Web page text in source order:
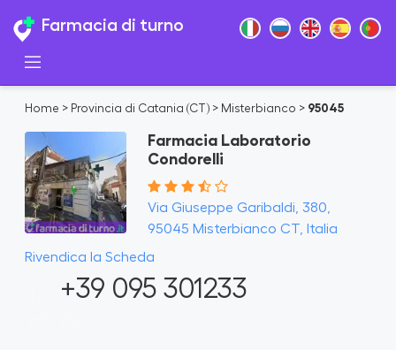
Farmacia di turno
Home > Provincia di Catania (CT) > Misterbianco > 95045
Farmacia Laboratorio
Condorelli
Via Giuseppe Garibaldi, 380,
95045 Misterbianco CT, Italia
Rivendica la Scheda
+39 095 301233